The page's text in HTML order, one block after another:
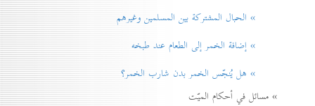
» الحبال المشتركة بين المسلمين وغيرهم
» إضافة الخمر إلی الطعام عند طبخه
» هل يُنجّس الخمر بدن شارب الخمر؟
» مسائل في أحكام الميّت